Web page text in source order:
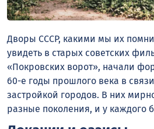
Дворы СССР, какими мы их
увидеть в старых советских
«Покровских ворот», начали
60-е годы прошлого века в
застройкой городов. В них
разные поколения, и у каждого